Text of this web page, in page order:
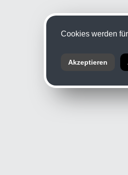
Cookies werden
Akzeptieren